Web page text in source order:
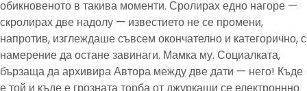
обикновеното в такива моменти. Сролирах едно нагоре —
скролирах две надолу — известието не се промени,
напротив, изглеждаше съвсем окончателно и категорично, с
намерение да остане завинаги. Мамка му. Социалката,
бързаща да архивира Автора между две дати — него! Къде